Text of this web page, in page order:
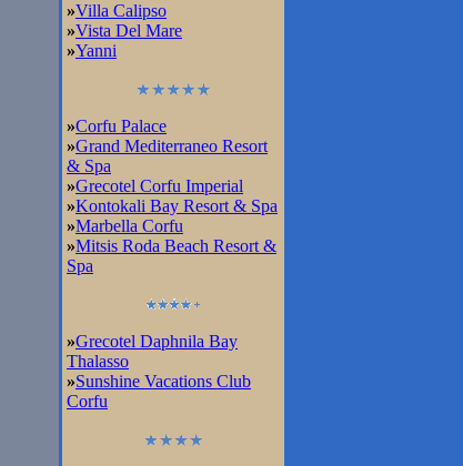
»Villa Calipso
»Vista Del Mare
»Yanni
»Corfu Palace
»Grand Mediterraneo Resort
& Spa
»Grecotel Corfu Imperial
»Kontokali Bay Resort & Spa
»Marbella Corfu
»Mitsis Roda Beach Resort &
Spa
»Grecotel Daphnila Bay
Thalasso
»Sunshine Vacations Club
Corfu